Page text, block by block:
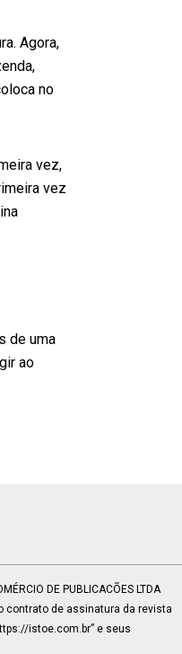
Agora,
no
vez,
vez
de uma
ao
DE PUBLICACÕES LTDA
contrato de assinatura da revista
istoe.com.br” e seus